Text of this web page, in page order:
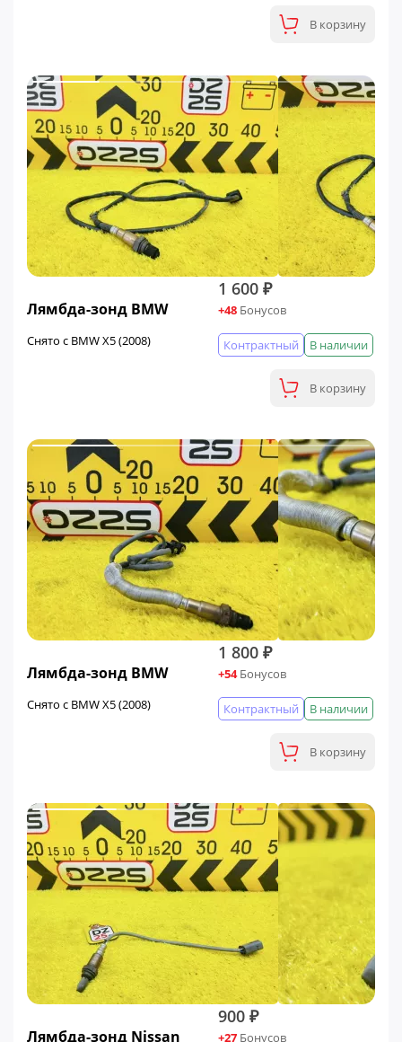
В корзину
Лямбда-зонд BMW
Снято с BMW X5 (2008)
1 600 ₽
+48 Бонусов
В наличии
Контрактный
В корзину
Лямбда-зонд BMW
Снято с BMW X5 (2008)
1 800 ₽
+54Бонусов
В наличии
Контрактный
В корзину
Лямбда-зонд Nissan
900 ₽
+27 Бонусов